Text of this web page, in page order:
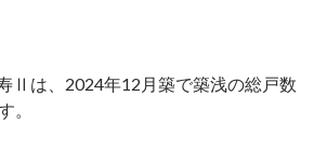
Ⅱは、2024年12月築で築浅の総戸数
。